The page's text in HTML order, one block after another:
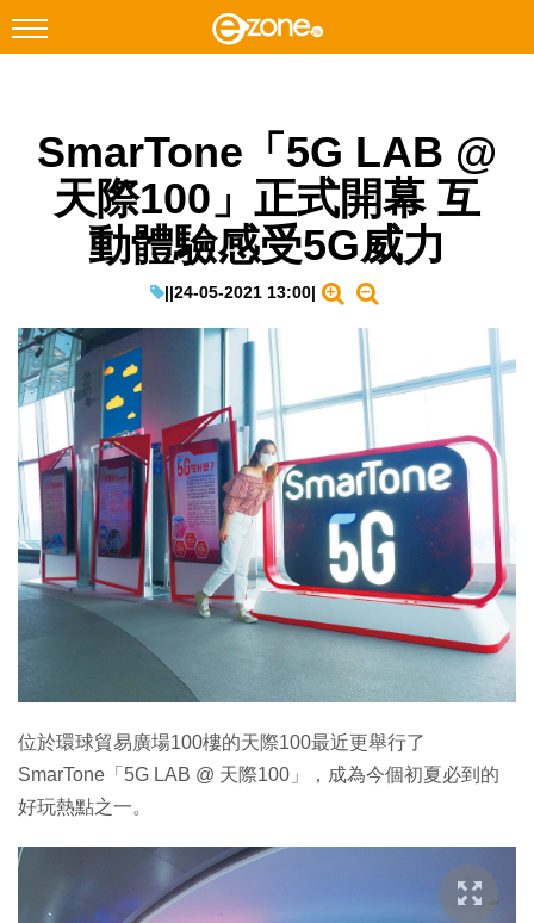
Facebook Instagram
科技焦點
教學評測
EduTech
IT Times
生成式AI與雲端應用
Enterprise Digital Transformation
特集
SmarTone「5G LAB @
天際100」正式開幕 互
動體驗感受5G威力
||24-05-2021 13:00|
位於環球貿易廣場100樓的天際100最近更舉行了
SmarTone「5G LAB @ 天際100」，成為今個初夏必到的
好玩熱點之一。